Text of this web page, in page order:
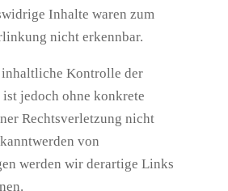
Inhalte waren zum
nicht erkennbar.
inhaltliche Kontrolle der
jedoch ohne konkrete
Rechtsverletzung nicht
von
werden wir derartige Links